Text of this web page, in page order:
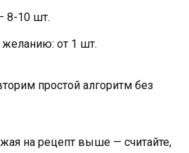
8-10 шт.
от 1 шт.
простой алгоритм без
на рецепт выше — считайте,